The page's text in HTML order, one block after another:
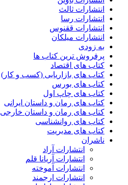
انتشارات ثالث
انتشارات رسا
انتشارات ققنوس
انتشارات میلکان
به زودی
پرفروش ترین کتاب ها
کتاب های اقتصاد
کتاب های بازاریابی (کسب و کار)
کتاب های بورس
کتاب های چاپ اول
کتاب های رمان و داستان ایرانی
کتاب های رمان و داستان خارجی
کتاب های روانشناسی
کتاب های مدیریت
ناشران
انتشارات آراد
انتشارات آریانا قلم
انتشارات آموخته
انتشارات ارجمند